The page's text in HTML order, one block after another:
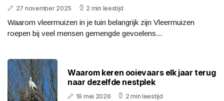
27 november 2025 2 min leestijd
Waarom vleermuizen in je tuin belangrijk zijn Vleermuizen
roepen bij veel mensen gemengde gevoelens...
Waarom keren ooievaars elk jaar terug
naar dezelfde nestplek
19 mei 2026 2 min leestijd